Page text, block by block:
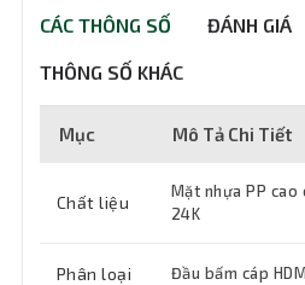
CÁC THÔNG SỐ ĐÁNH GIÁ
THÔNG SỐ KHÁC
Mục Mô Tả Chi Tiết
Chất liệu
Mặt nhựa PP cao
24K
Phân loại Đầu bấm cáp